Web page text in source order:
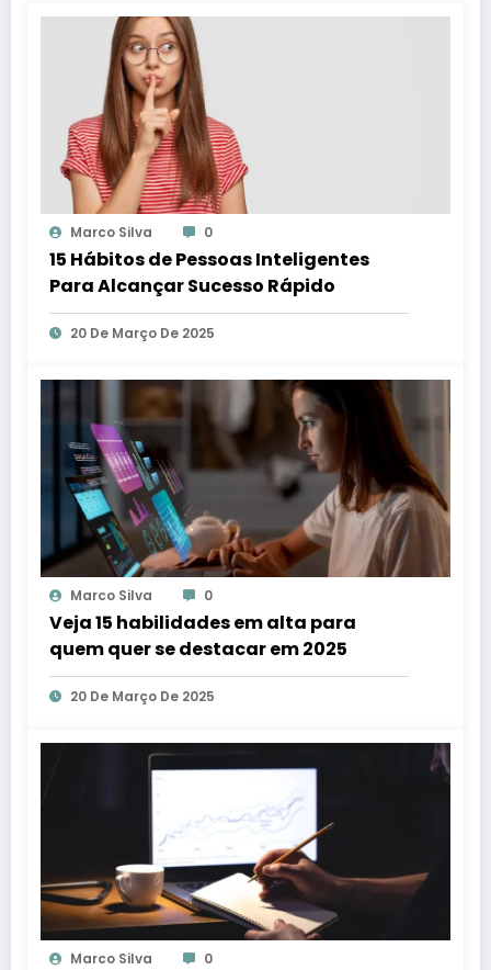
Marco Silva 0
15 Hábitos de Pessoas Inteligentes
Para Alcançar Sucesso Rápido
20 De Março De 2025
Marco Silva 0
Veja 15 habilidades em alta para
quem quer se destacar em 2025
20 De Março De 2025
Marco Silva 0